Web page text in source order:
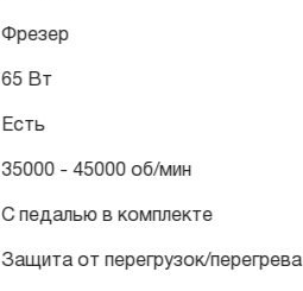
Фрезер
65 Вт
Есть
35000 - 45000 об/мин
С педалью в комплекте
Защита от перегрузок/перегрева